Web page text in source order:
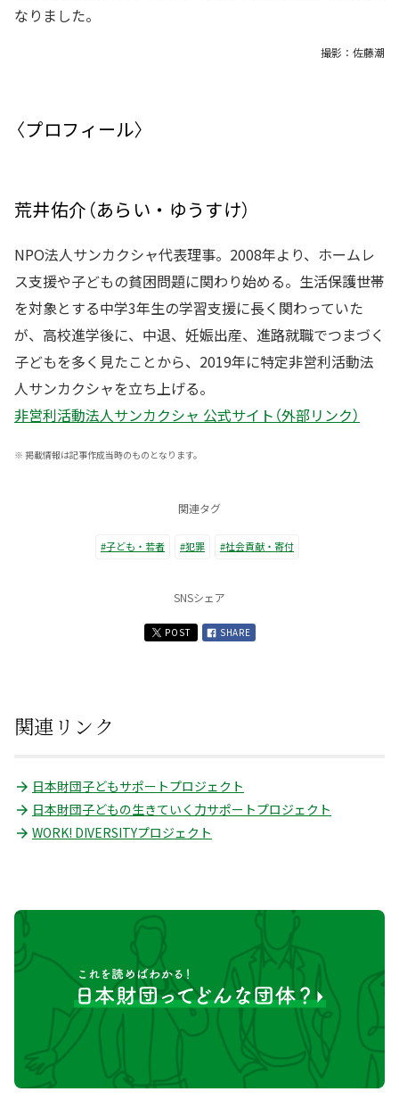
なりました。
撮影：佐藤潮
〈プロフィール〉
荒井佑介（あらい・ゆうすけ）
NPO法人サンカクシャ代表理事。2008年より、ホームレ
ス支援や子どもの貧困問題に関わり始める。生活保護世帯
を対象とする中学3年生の学習支援に長く関わっていた
が、高校進学後に、中退、妊娠出産、進路就職でつまづく
子どもを多く見たことから、2019年に特定非営利活動法
人サンカクシャを立ち上げる。
非営利活動法人サンカクシャ 公式サイト（外部リンク）
※ 掲載情報は記事作成当時のものとなります。
関連タグ
#子ども・若者 #犯罪 #社会貢献・寄付
SNSシェア
POST SHARE
関連リンク
日本財団子どもサポートプロジェクト
日本財団子どもの生きていく力サポートプロジェクト
WORK! DIVERSITYプロジェクト